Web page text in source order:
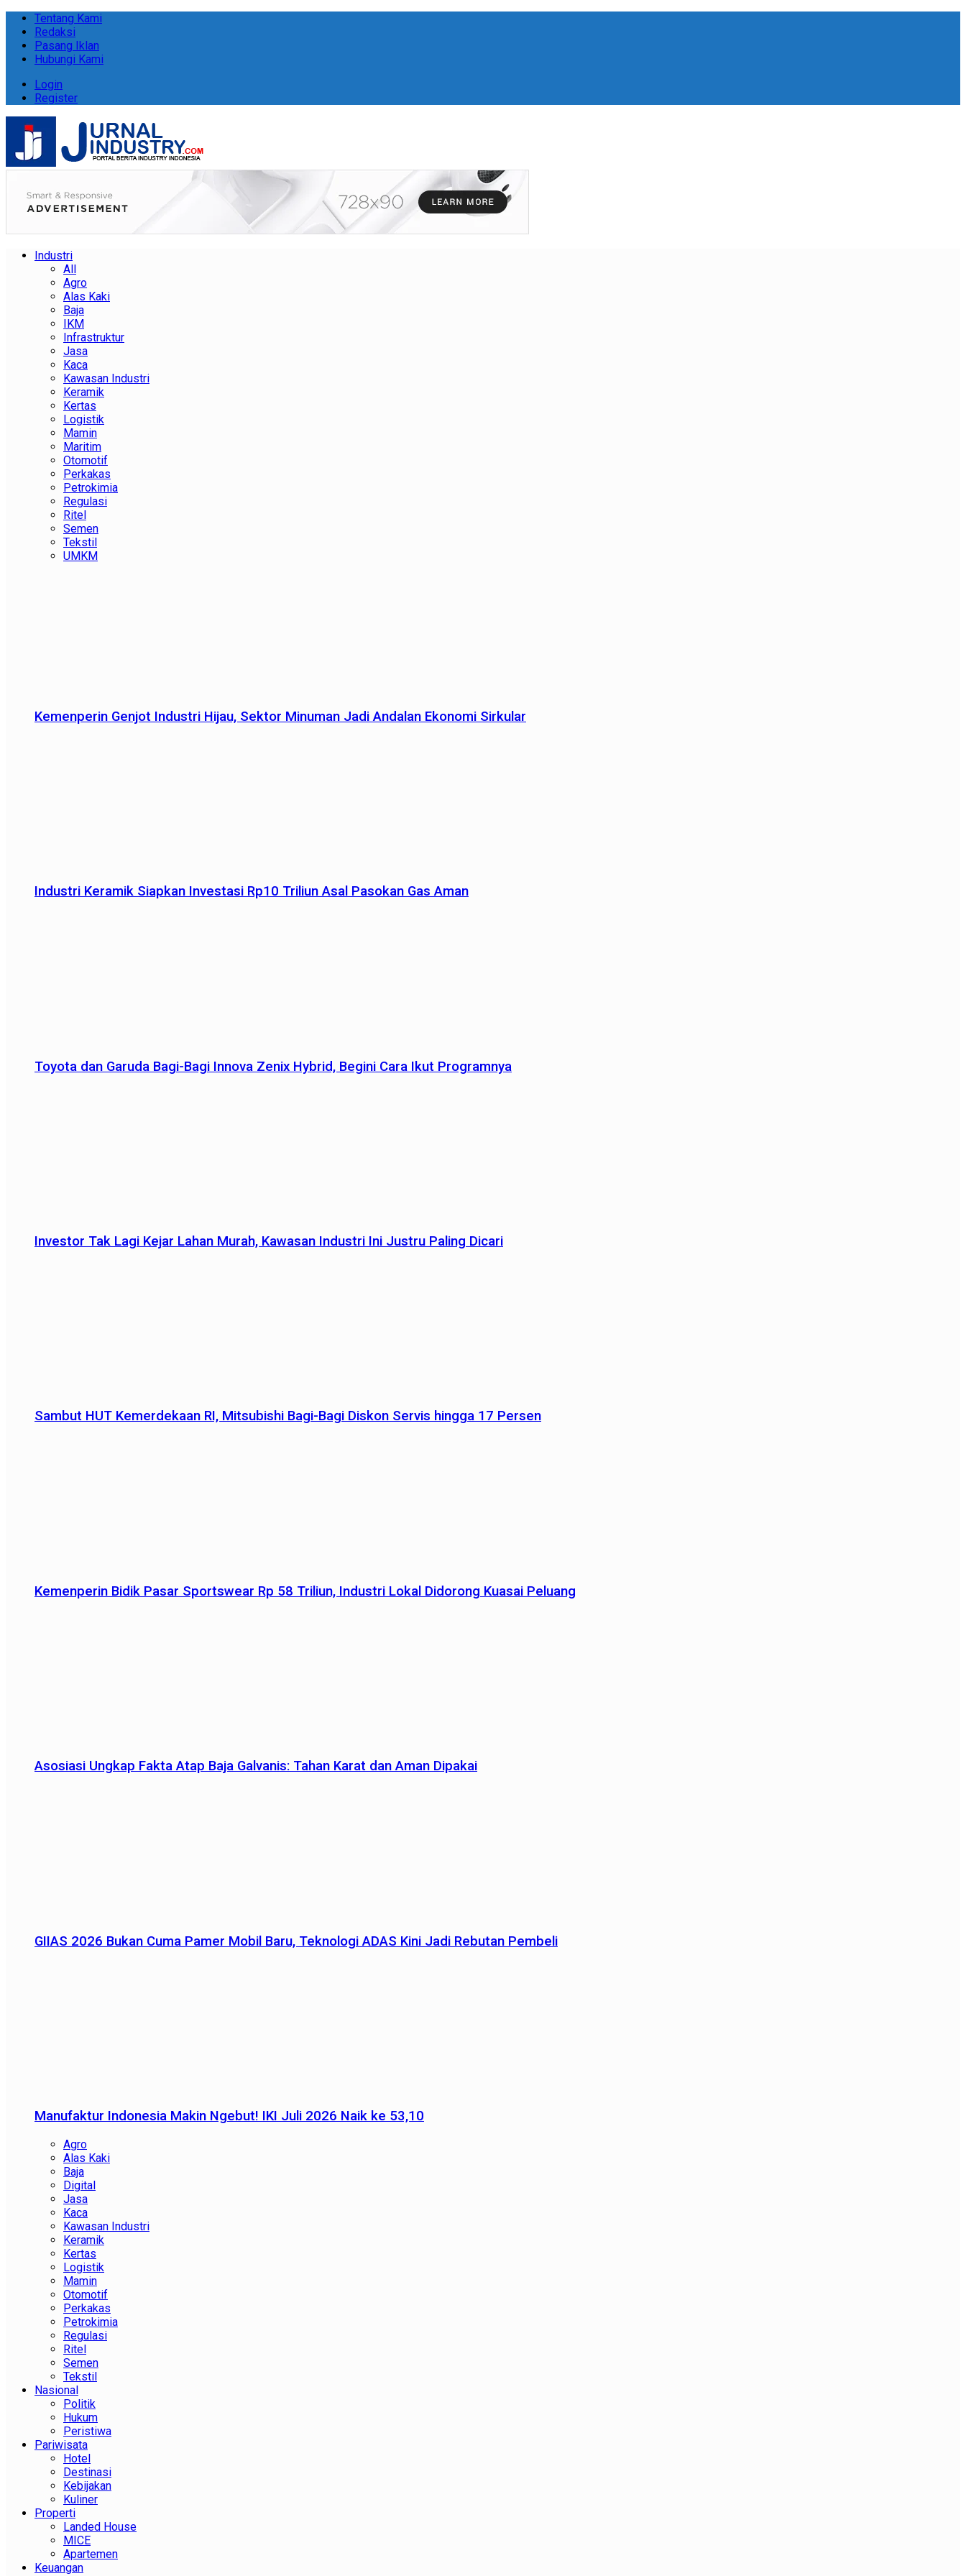
Tentang Kami
Redaksi
Pasang Iklan
Hubungi Kami
Login
Register
Industri
All
Agro
Alas Kaki
Baja
IKM
Infrastruktur
Jasa
Kaca
Kawasan Industri
Keramik
Kertas
Logistik
Mamin
Maritim
Otomotif
Perkakas
Petrokimia
Regulasi
Ritel
Semen
Tekstil
UMKM
Kemenperin Genjot Industri Hijau, Sektor Minuman Jadi Andalan Ekonomi Sirkular
Industri Keramik Siapkan Investasi Rp10 Triliun Asal Pasokan Gas Aman
Toyota dan Garuda Bagi-Bagi Innova Zenix Hybrid, Begini Cara Ikut Programnya
Investor Tak Lagi Kejar Lahan Murah, Kawasan Industri Ini Justru Paling Dicari
Sambut HUT Kemerdekaan RI, Mitsubishi Bagi-Bagi Diskon Servis hingga 17 Persen
Kemenperin Bidik Pasar Sportswear Rp 58 Triliun, Industri Lokal Didorong Kuasai Peluang
Asosiasi Ungkap Fakta Atap Baja Galvanis: Tahan Karat dan Aman Dipakai
GIIAS 2026 Bukan Cuma Pamer Mobil Baru, Teknologi ADAS Kini Jadi Rebutan Pembeli
Manufaktur Indonesia Makin Ngebut! IKI Juli 2026 Naik ke 53,10
Agro
Alas Kaki
Baja
Digital
Jasa
Kaca
Kawasan Industri
Keramik
Kertas
Logistik
Mamin
Otomotif
Perkakas
Petrokimia
Regulasi
Ritel
Semen
Tekstil
Nasional
Politik
Hukum
Peristiwa
Pariwisata
Hotel
Destinasi
Kebijakan
Kuliner
Properti
Landed House
MICE
Apartemen
Keuangan